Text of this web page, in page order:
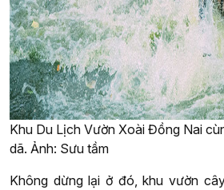
Khu Du Lịch Vườn Xoài Đồng Nai
dã. Ảnh: Sưu tầm
Không dừng lại ở đó, khu vườn